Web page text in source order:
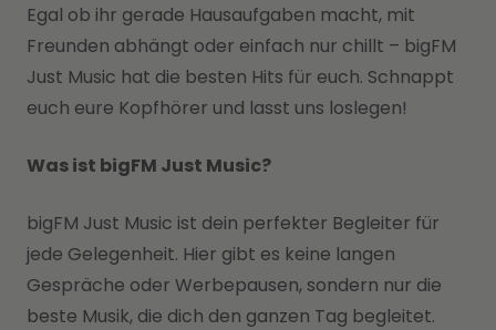
Egal ob ihr gerade Hausaufgaben macht, mit
Freunden abhängt oder einfach nur chillt – bigFM
Just Music hat die besten Hits für euch. Schnappt
euch eure Kopfhörer und lasst uns loslegen!
Was ist bigFM Just Music?
bigFM Just Music ist dein perfekter Begleiter für
jede Gelegenheit. Hier gibt es keine langen
Gespräche oder Werbepausen, sondern nur die
beste Musik, die dich den ganzen Tag begleitet.